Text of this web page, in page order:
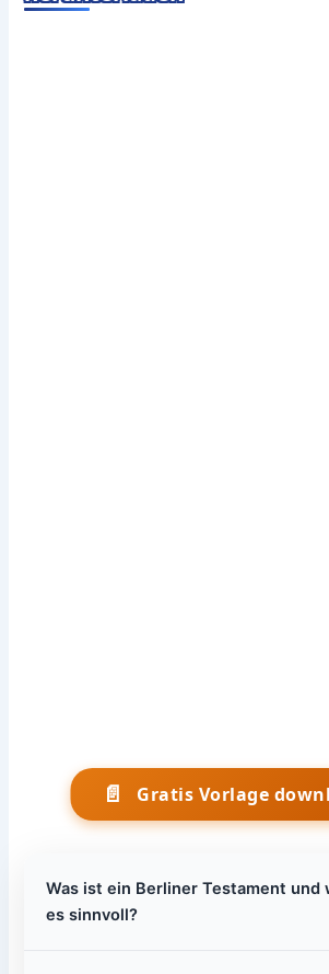
📄 Gratis Vorlage
Was ist ein Berliner Testament und
es sinnvoll?